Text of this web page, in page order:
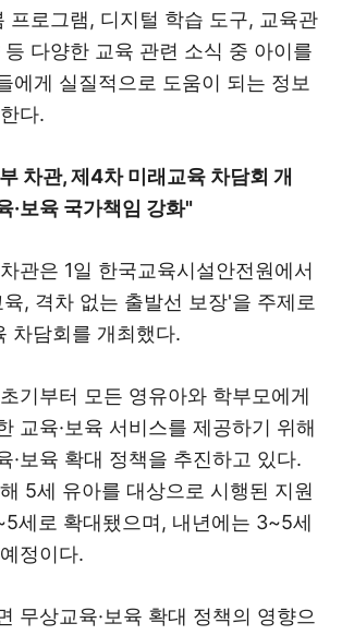
프로그램, 디지털 학습 도구, 교육관
다양한 교육 관련 소식 중 아이를
에게 실질적으로 도움이 되는 정보
다.
차관, 제4차 미래교육 차담회 개
·보육 국가책임 강화"
관은 1일 한국교육시설안전원에서
육, 격차 없는 출발선 보장'을 주제로
차담회를 개최했다.
기부터 모든 영유아와 학부모에게
교육·보육 서비스를 제공하기 위해
·보육 확대 정책을 추진하고 있다.
5세 유아를 대상으로 시행된 지원
세로 확대됐으며, 내년에는 3~5세
정이다.
무상교육·보육 확대 정책의 영향으